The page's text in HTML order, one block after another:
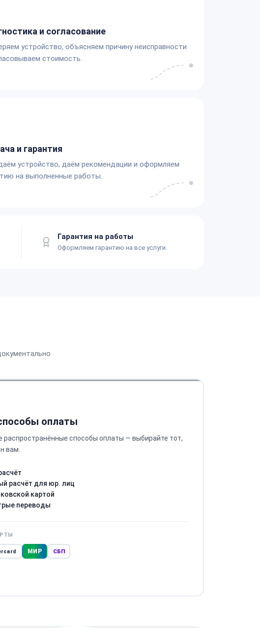
и согласование
устройство, объясняем причину неисправности
стоимость.
и гарантия
устройство, даём рекомендации и оформляем
на выполненные работы.
Гарантия на работы
Оформляем гарантию на все услуги.
оплаты
распространённые способы оплаты — выбирайте тот,
вам.
расчёт для юр. лиц
картой
переводы
МИР СБП